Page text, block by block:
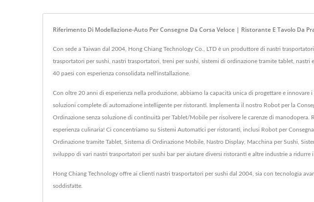
Riferimento Di Modellazione-Auto Per Consegne Da Corsa Veloce | Ristorante E Tavolo Da
Con sede a Taiwan dal 2004, Hong Chiang Technology Co., LTD è un produttore di nastri
trasportatori per sushi, nastri trasportatori, treni per sushi, sistemi di ordinazione tramite tablet,
40 paesi con esperienza consolidata nell'installazione.
Con oltre 20 anni di esperienza nella produzione, abbiamo la capacità unica di progettare e
soluzioni complete di automazione intelligente per ristoranti. Implementa il nostro Robot per la
Ordinazione senza soluzione di continuità per Tablet/Mobile per risolvere le carenze di
esperienza culinaria! Ci concentriamo su Sistemi Automatici per ristoranti, inclusi Robot per
Ordinazione tramite Tablet, Sistema di Ordinazione Mobile, Nastro Display, Macchina per Sushi,
sviluppo di vari nastri trasportatori per sushi bar per aiutare diversi ristoranti e altre industrie a ridurre
Hong Chiang Technology offre ai clienti nastri trasportatori per sushi dal 2004, sia con tecnologia
soddisfatte.